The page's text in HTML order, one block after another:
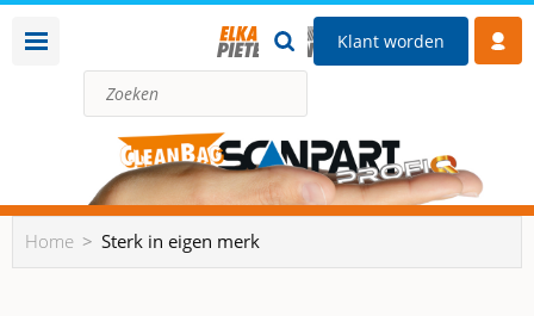
Klant worden
Home Sterk in eigen merk